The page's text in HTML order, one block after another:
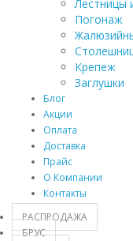
Лестницы
Погонаж
Крепеж
Заглушки
Блог
Акции
Оплата
Доставка
Прайс
О Компании
Контакты
РАСПРОДАЖА
БРУС